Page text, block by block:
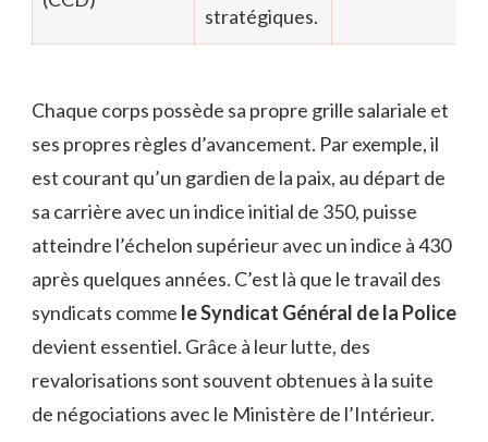
stratégiques.
Chaque corps possède sa propre grille salariale et
ses propres règles d’avancement. Par exemple, il
est courant qu’un gardien de la paix, au départ de
sa carrière avec un indice initial de 350, puisse
atteindre l’échelon supérieur avec un indice à 430
après quelques années. C’est là que le travail des
syndicats comme le Syndicat Général de la Police
devient essentiel. Grâce à leur lutte, des
revalorisations sont souvent obtenues à la suite
de négociations avec le Ministère de l’Intérieur.